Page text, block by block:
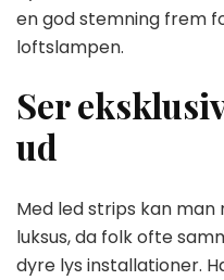
en god stemning frem
loftslampen.
Ser
ud
Med led strips kan
luksus, da folk ofte
dyre lys installationer.